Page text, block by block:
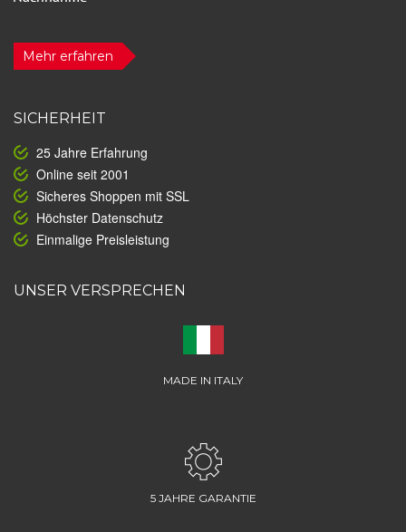
Mehr erfahren
SICHERHEIT
25 Jahre Erfahrung
Online seit 2001
Sicheres Shoppen mit SSL
Höchster Datenschutz
Einmalige Preisleistung
UNSER VERSPRECHEN
MADE IN ITALY
5 JAHRE GARANTIE